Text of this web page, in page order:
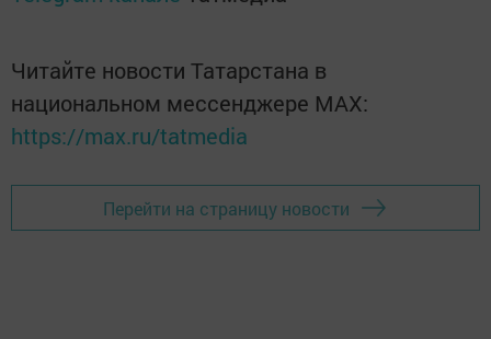
Читайте новости Татарстана в
национальном мессенджере MАХ:
https://max.ru/tatmedia
Перейти на страницу новости